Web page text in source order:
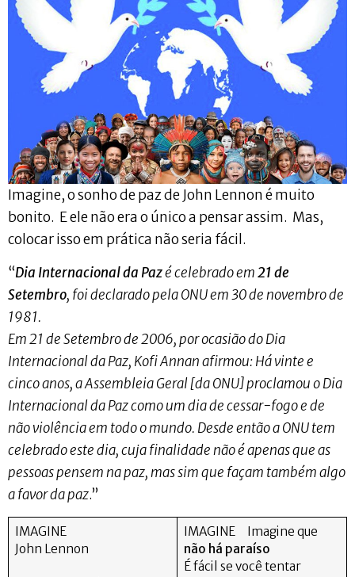
Imagine, o sonho de paz de John Lennon é muito
bonito. E ele não era o único a pensar assim. Mas,
colocar isso em prática não seria fácil.
“Dia Internacional da Pazé celebrado em21 de
Setembro, foi declarado pela ONU em 30 de novembro de
1981.
Em 21 de Setembro de 2006, por ocasião do Dia
Internacional da Paz, Kofi Annan afirmou: Há vinte e
cinco anos, a Assembleia Geral [da ONU] proclamou o Dia
Internacional da Paz como um dia de cessar-fogo e de
não violência em todo o mundo. Desde então a ONU tem
celebrado este dia, cuja finalidade não é apenas que as
pessoas pensem na paz, mas sim que façam também algo
a favor da paz.”
IMAGINE
John Lennon
IMAGINE Imagine que
não há paraíso
É fácil se você tentar